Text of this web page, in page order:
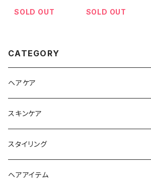
SOLD OUT
SOLD OUT
CATEGORY
ヘアケア
シャンプー
トリートメント
ヘアオイル
スキンケア
スタイリング
ヘアアイテム